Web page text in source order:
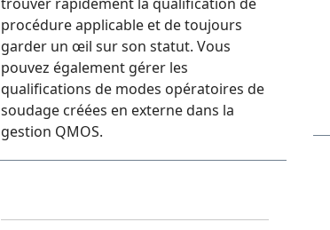
procédure applicable et de toujours
garder un œil sur son statut. Vous
pouvez également gérer les
qualifications de modes opératoires de
soudage créées en externe dans la
gestion QMOS.